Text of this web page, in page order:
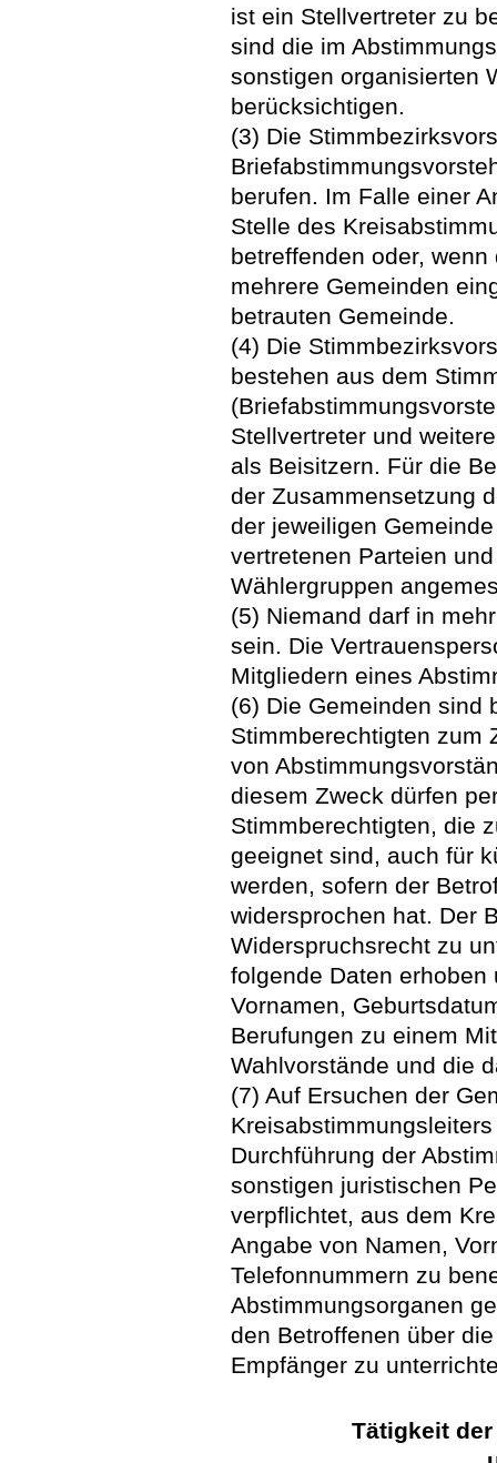
ist ein Stellvertreter zu
sind die im
sonstigen organisierten
berücksichtigen.
(3) Die
berufen. Im Falle einer
Stelle des
betreffenden oder,
mehrere Gemeinden
betrauten Gemeinde.
(4) Die
bestehen aus dem
Stellvertreter und
als Beisitzern. Für die
der Zusammensetzung
der jeweiligen
vertretenen Parteien
Wählergruppen
(5) Niemand darf in
sein. Die
Mitgliedern eines
(6) Die Gemeinden sind
Stimmberechtigten zum
von
diesem Zweck dürfen
Stimmberechtigten, die
geeignet sind, auch für
werden, sofern der
widersprochen hat. Der
Widerspruchsrecht zu
folgende Daten
Vornamen,
Berufungen zu einem
Wahlvorstände und die
(7) Auf Ersuchen der
Durchführung der
sonstigen juristischen
verpflichtet, aus dem
Angabe von Namen,
Telefonnummern zu
Abstimmungsorganen
den Betroffenen über
Empfänger zu
Tätigkeit